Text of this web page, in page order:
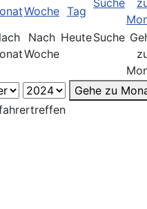
Nach
Woche
HeuteSuche
Gehe zu